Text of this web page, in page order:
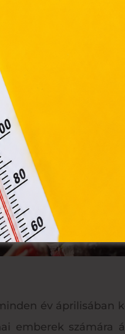
év áprilisában
emberek számára
az Európai Unió
és ezeknek a felhasználó
tárolásához a felhasználók
Módosítom a